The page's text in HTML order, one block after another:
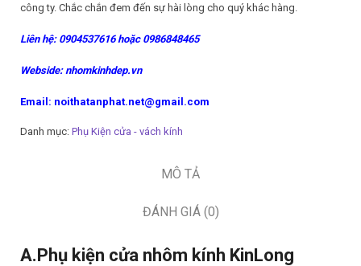
công ty. Chắc chắn đem đến sự hài lòng cho quý khác hàng.
Liên hệ: 0904537616 hoặc 0986848465
Webside: nhomkinhdep.vn
Email: noithatanphat.net@gmail.com
Danh mục: Phụ Kiện cửa - vách kính
MÔ TẢ
ĐÁNH GIÁ (0)
A.Phụ kiện cửa nhôm kính KinLong